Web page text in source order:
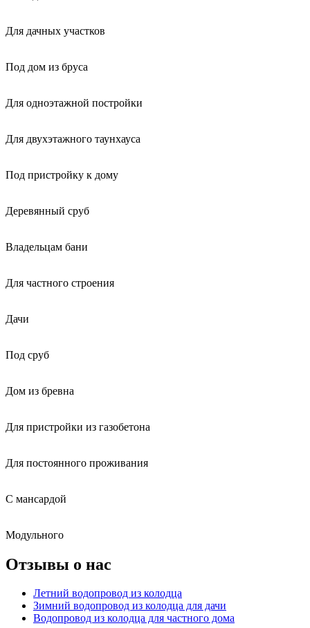
Для дачных участков
Под дом из бруса
Для одноэтажной постройки
Для двухэтажного таунхауса
Под пристройку к дому
Деревянный сруб
Владельцам бани
Для частного строения
Дачи
Под сруб
Дом из бревна
Для пристройки из газобетона
Для постоянного проживания
С мансардой
Модульного
Отзывы о нас
Летний водопровод из колодца
Зимний водопровод из колодца для дачи
Водопровод из колодца для частного дома